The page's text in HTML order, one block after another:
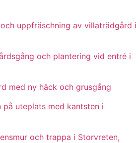
uppfräschning av villaträdgård i
och plantering vid entré i
med ny häck och grusgång
på uteplats med kantsten i
och trappa i Storvreten,